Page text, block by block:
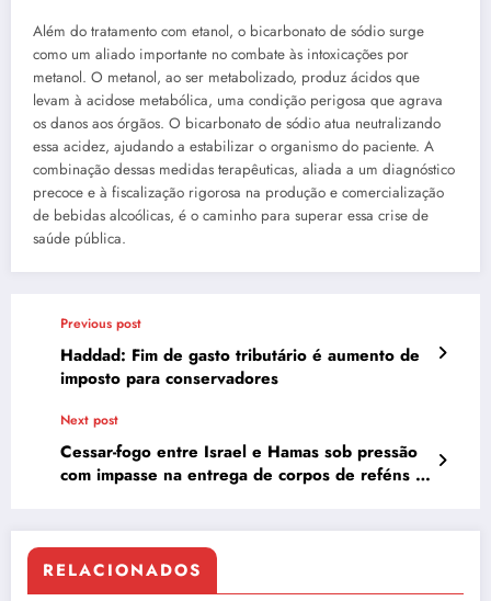
Além do tratamento com etanol, o bicarbonato de sódio surge
como um aliado importante no combate às intoxicações por
metanol. O metanol, ao ser metabolizado, produz ácidos que
levam à acidose metabólica, uma condição perigosa que agrava
os danos aos órgãos. O bicarbonato de sódio atua neutralizando
essa acidez, ajudando a estabilizar o organismo do paciente. A
combinação dessas medidas terapêuticas, aliada a um diagnóstico
precoce e à fiscalização rigorosa na produção e comercialização
de bebidas alcoólicas, é o caminho para superar essa crise de
saúde pública.
Previous post
Haddad: Fim de gasto tributário é aumento de
imposto para conservadores
Next post
Cessar-fogo entre Israel e Hamas sob pressão
com impasse na entrega de corpos de reféns e
RELACIONADOS